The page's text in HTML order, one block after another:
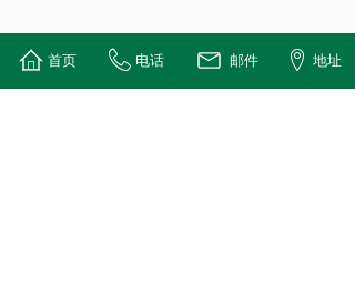
首页 电话 邮件 地址